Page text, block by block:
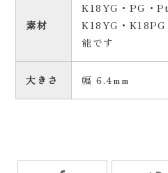
素材
K18YG・PG・
K18YG・
能です
大きさ 幅 6.4mm